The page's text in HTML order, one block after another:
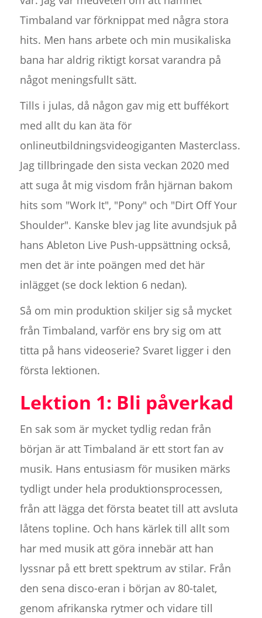
Timbaland var förknippat med några stora
hits. Men hans arbete och min musikaliska
bana har aldrig riktigt korsat varandra på
något meningsfullt sätt.
Tills i julas, då någon gav mig ett buffékort
med allt du kan äta för
onlineutbildningsvideogiganten Masterclass.
Jag tillbringade den sista veckan 2020 med
att suga åt mig visdom från hjärnan bakom
hits som "Work It", "Pony" och "Dirt Off Your
Shoulder". Kanske blev jag lite avundsjuk på
hans Ableton Live Push-uppsättning också,
men det är inte poängen med det här
inlägget (se dock lektion 6 nedan).
Så om min produktion skiljer sig så mycket
från Timbaland, varför ens bry sig om att
titta på hans videoserie? Svaret ligger i den
första lektionen.
Lektion 1: Bli påverkad
En sak som är mycket tydlig redan från
början är att Timbaland är ett stort fan av
musik. Hans entusiasm för musiken märks
tydligt under hela produktionsprocessen,
från att lägga det första beatet till att avsluta
låtens topline. Och hans kärlek till allt som
har med musik att göra innebär att han
lyssnar på ett brett spektrum av stilar. Från
den sena disco-eran i början av 80-talet,
genom afrikanska rytmer och vidare till